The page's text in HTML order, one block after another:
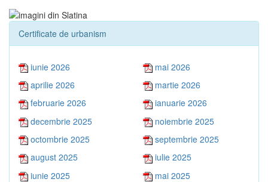
Certificate de urbanism
iunie 2026
mai 2026
aprilie 2026
martie 2026
februarie 2026
ianuarie 2026
decembrie 2025
noiembrie 2025
octombrie 2025
septembrie 2025
august 2025
iulie 2025
iunie 2025
mai 2025